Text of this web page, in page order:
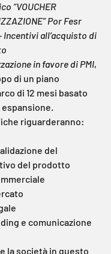
“VOUCHER
Por Fesr
Incentivi all’acquisto di
in favore di PMI,
di un piano
di 12 mesi basato
riguarderanno:
del
del prodotto
e comunicazione
la società in questo